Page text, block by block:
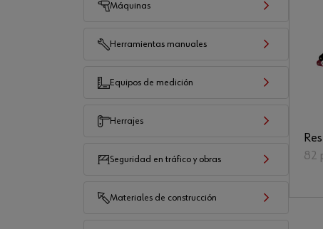
Máquinas
Herramientas manuales
Equipos de medición
Herrajes
Seguridad en tráfico y obras
Materiales de construcción
82